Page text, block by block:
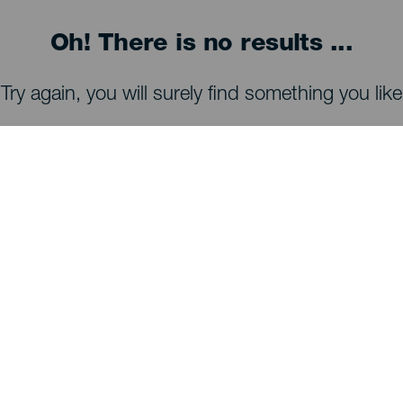
Oh! There is no results ...
Try again, you will surely find something you like